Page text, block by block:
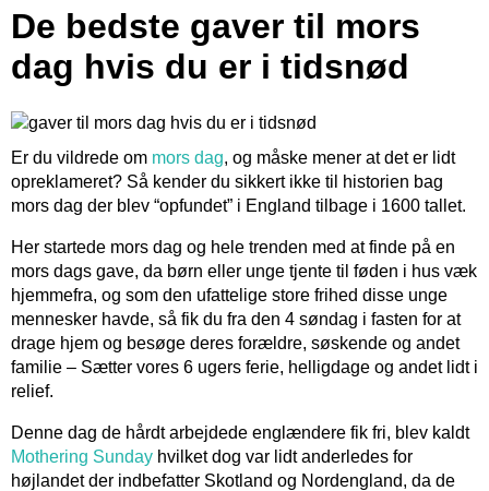
De bedste gaver til mors
dag hvis du er i tidsnød
Er du vildrede om mors dag, og måske mener at det er lidt
opreklameret? Så kender du sikkert ikke til historien bag
mors dag der blev “opfundet” i England tilbage i 1600 tallet.
Her startede mors dag og hele trenden med at finde på en
mors dags gave, da børn eller unge tjente til føden i hus væk
hjemmefra, og som den ufattelige store frihed disse unge
mennesker havde, så fik du fra den 4 søndag i fasten for at
drage hjem og besøge deres forældre, søskende og andet
familie – Sætter vores 6 ugers ferie, helligdage og andet lidt i
relief.
Denne dag de hårdt arbejdede englændere fik fri, blev kaldt
Mothering Sunday hvilket dog var lidt anderledes for
højlandet der indbefatter Skotland og Nordengland, da de